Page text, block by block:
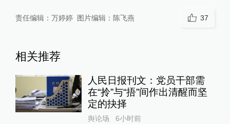
责任编辑： 万婷婷 图片编辑： 陈飞燕 37
相关推荐
人民日报刊文：党员干部需
在“拎”与“捂”间作出清醒而坚
定的抉择
舆论场 6小时前